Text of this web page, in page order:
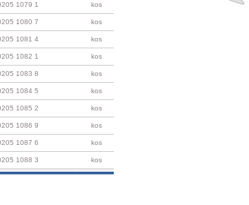
1079 1 kos
1080 7 kos
1081 4 kos
1082 1 kos
1083 8 kos
1084 5 kos
1085 2 kos
1086 9 kos
1087 6 kos
1088 3 kos